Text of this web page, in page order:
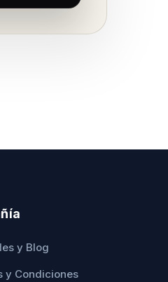
y Blog
y Condiciones